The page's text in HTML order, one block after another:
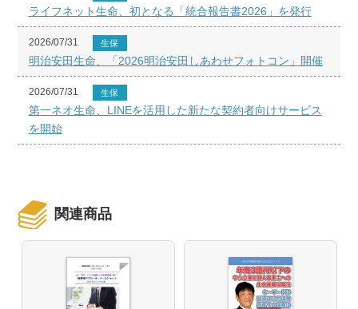
ライフネット生命、初となる「統合報告書2026」を発行
2026/07/31 生保
明治安田生命、「2026明治安田しあわせフォトコン」開催
2026/07/31 生保
第一ネオ生命、LINEを活用した新たな契約者向けサービス
を開始
関連商品